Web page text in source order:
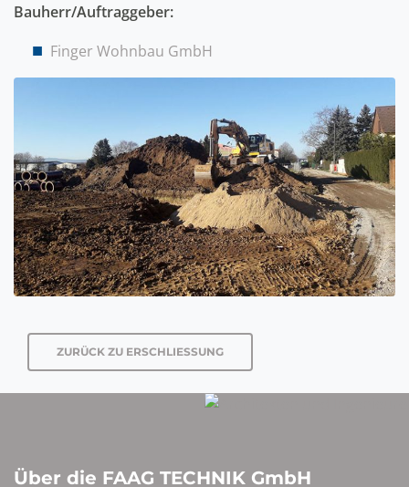
Bauherr/Auftraggeber:
Finger Wohnbau GmbH
ZURÜCK ZU ERSCHLIESSUNG
Über die FAAG TECHNIK GmbH